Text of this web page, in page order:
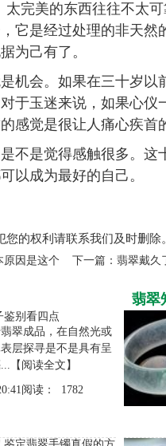
完美的东西往往不太可
它是经过处理的非天
为己有了。
会。如果在三十岁以
于玉迷来说，如果心
感觉是很让人痛心疾首
不是觉得感触很多。
以成为最好的自己。
的权利请联系我们及时删除。
原因是这个 下一篇： 翡翠戴久
鉴别看四点
翠成品，在自然光或
层探寻是不是具有呈
【阅读全文】
阅读： 1782
翡翠